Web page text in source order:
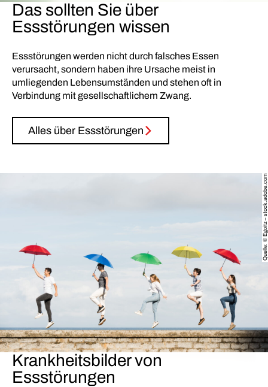
Das sollten Sie über
Essstörungen wissen
Essstörungen werden nicht durch falsches Essen
verursacht, sondern haben ihre Ursache meist in
umliegenden Lebensumständen und stehen oft in
Verbindung mit gesellschaftlichem Zwang.
Alles über Essstörungen
Quelle: © Egoitz – stock.adobe.com
Krankheitsbilder von
Essstörungen